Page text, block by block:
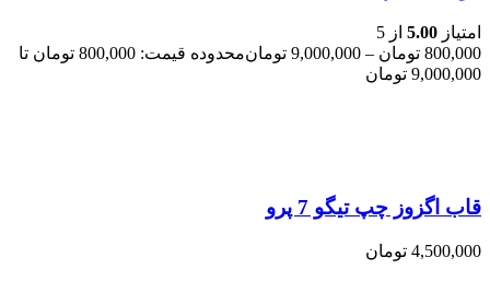
امتیاز 5.00 از 5
800,000 تومان –
9,000,000 تومان
محدوده قیمت: 800,000 تومان تا
9,000,000 تومان
قاب اگزوز چپ تیگو 7 پرو
4,500,000 تومان